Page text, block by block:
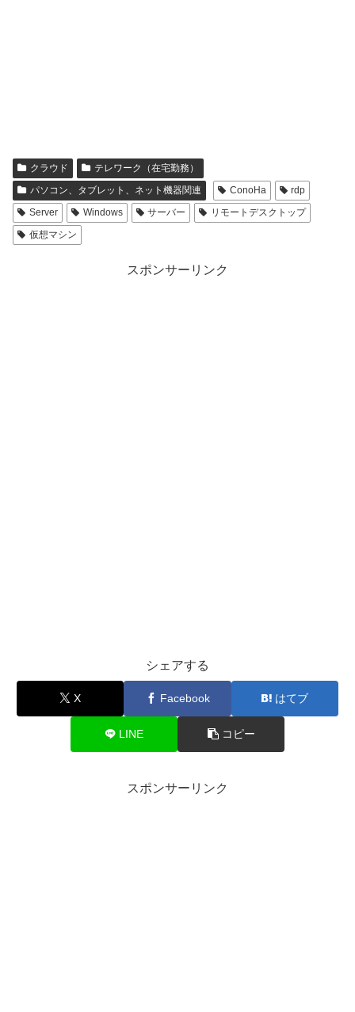
クラウド
テレワーク（在宅勤務）
パソコン、タブレット、ネット機器関連
ConoHa
rdp
Server
Windows サーバー
リモートデスクトップ
仮想マシン
スポンサーリンク
シェアする
X Facebook はてブ
LINE コピー
スポンサーリンク